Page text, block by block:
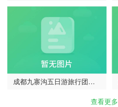
成都九寨沟五日游旅行团电
查看更多